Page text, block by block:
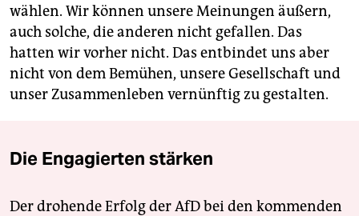
wählen. Wir können unsere Meinungen äußern,
auch solche, die anderen nicht gefallen. Das
hatten wir vorher nicht. Das entbindet uns aber
nicht von dem Bemühen, unsere Gesellschaft und
unser Zusammenleben vernünftig zu gestalten.
Die Engagierten stärken
Der drohende Erfolg der AfD bei den kommenden